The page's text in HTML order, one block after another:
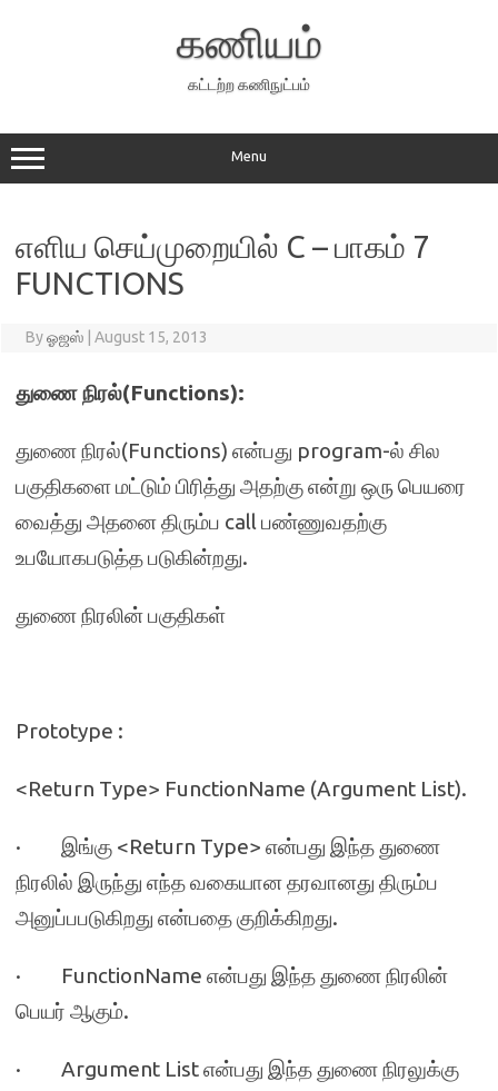
கணியம்
கட்டற்ற கணிநுட்பம்
Menu
எளிய செய்முறையில் C – பாகம் 7
FUNCTIONS
Byஓஜஸ் August 15, 2013
துணை நிரல்(Functions):
துணை நிரல்(Functions) என்பது program-ல் சில
பகுதிகளை மட்டும் பிரித்து அதற்கு என்று ஒரு பெயரை
வைத்து அதனை திரும்ப call பண்ணுவதற்கு
உபயோகபடுத்த படுகின்றது.
துணை நிரலின் பகுதிகள்
Prototype :
<Return Type> FunctionName (Argument List).
· இங்கு <Return Type> என்பது இந்த துணை
நிரலில் இருந்து எந்த வகையான தரவானது திரும்ப
அனுப்பபடுகிறது என்பதை குறிக்கிறது.
· FunctionName என்பது இந்த துணை நிரலின்
பெயர் ஆகும்.
· Argument List என்பது இந்த துணை நிரலுக்கு